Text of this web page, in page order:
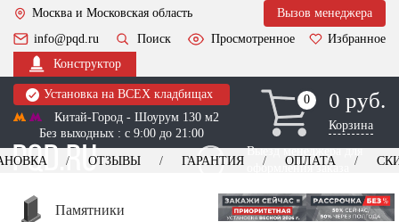
Москва и Московская область
Вызов менеджера
info@pqd.ru
Поиск Просмотренное
Избранное
Конструктор
Установка на ВСЕХ кладбищах
Китай-Город - Шоурум 130 м2
Без выходных : с 9:00 до 21:00
0
0 0 руб.
Корзина
Выезд менеджера для
оформления заказа
+7 (495) 518-44-23
ОТЗЫВЫ ГАРАНТИЯ ОПЛАТА
Памятники